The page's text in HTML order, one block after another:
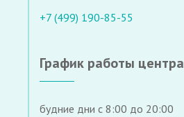
+7 (499) 190-85-55
График работы центра
будние дни с 8:00 до 20:00